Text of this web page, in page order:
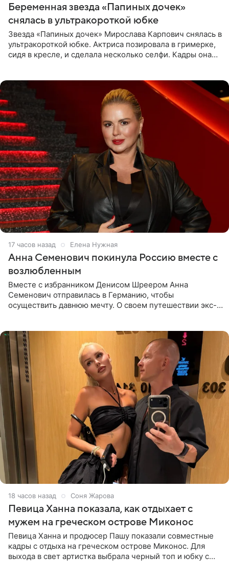
Беременная звезда «Папиных дочек»
снялась в ультракороткой юбке
Звезда «Папиных дочек» Мирослава Карпович снялась в
ультракороткой юбке. Актриса позировала в гримерке,
сидя в кресле, и сделала несколько селфи. Кадры она
17 часов назад Елена Нужная
Анна Семенович покинула Россию вместе с
возлюбленным
Вместе с избранником Денисом Шреером Анна
Семенович отправилась в Германию, чтобы
осуществить давнюю мечту. О своем путешествии экс-
18 часов назад Соня Жарова
Певица Ханна показала, как отдыхает с
мужем на греческом острове Миконос
Певица Ханна и продюсер Пашу показали совместные
кадры с отдыха на греческом острове Миконос. Для
выхода в свет артистка выбрала черный топ и юбку с